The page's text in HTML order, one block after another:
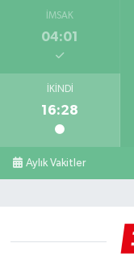
İMSAK
04:01
İKINDI
16:28
Aylık Vakitler